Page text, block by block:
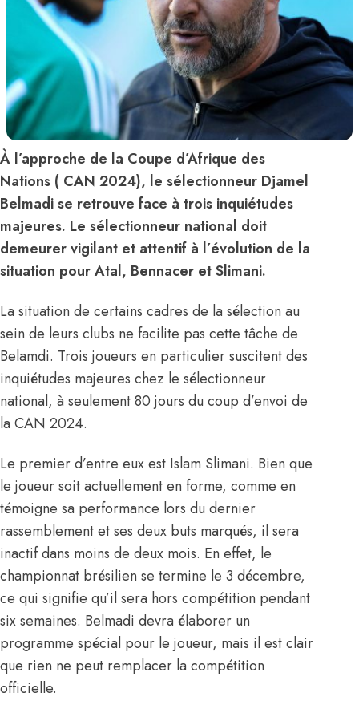
À l’approche de la Coupe d’Afrique des
Nations ( CAN 2024), le sélectionneur Djamel
Belmadi se retrouve face à trois inquiétudes
majeures. Le sélectionneur national doit
demeurer vigilant et attentif à l’évolution de la
situation pour Atal, Bennacer et Slimani.
La situation de certains cadres de la sélection au
sein de leurs clubs ne facilite pas cette tâche de
Belamdi. Trois joueurs en particulier suscitent des
inquiétudes majeures chez le sélectionneur
national, à seulement 80 jours du coup d’envoi de
la CAN 2024.
Le premier d’entre eux est Islam Slimani. Bien que
le joueur soit actuellement en forme, comme en
témoigne sa performance lors du dernier
rassemblement et ses deux buts marqués, il sera
inactif dans moins de deux mois. En effet, le
championnat brésilien se termine le 3 décembre,
ce qui signifie qu’il sera hors compétition pendant
six semaines. Belmadi devra élaborer un
programme spécial pour le joueur, mais il est clair
que rien ne peut remplacer la compétition
officielle.